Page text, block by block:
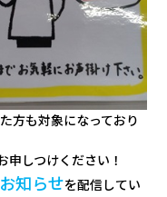
方も対象になっており
しつけください！
知らせを配信してい